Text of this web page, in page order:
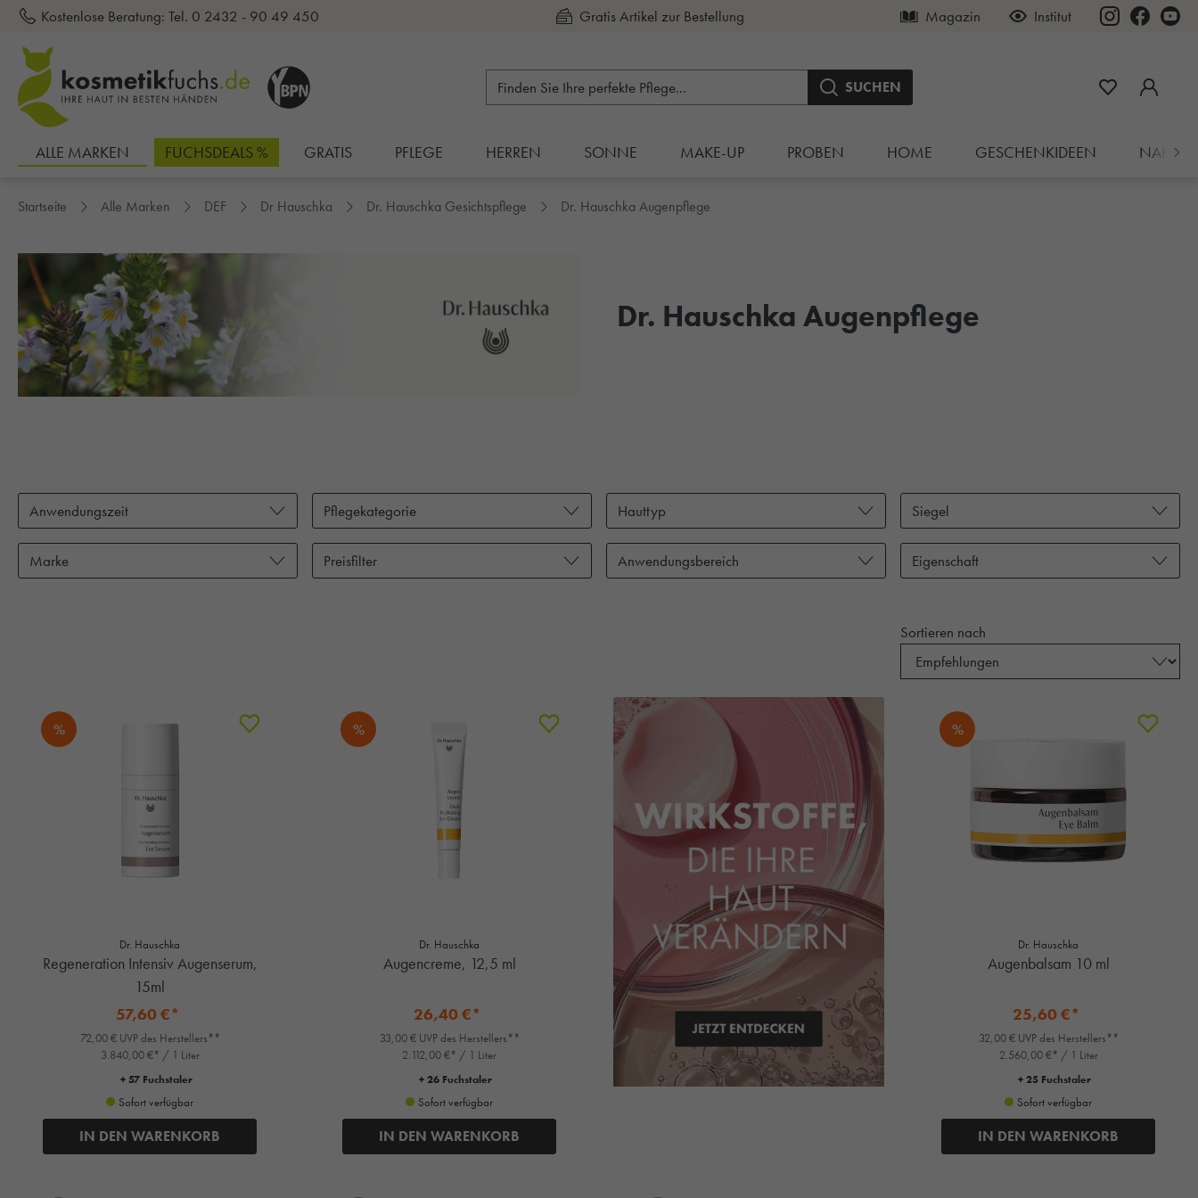
springen
Kostenlose Beratung: Tel. 0 2432 - 90 49 450 Gratis Artikel zur Bestellung
Kauf auf Rechnung Magazin Institut
SUCHEN
ALLE MARKEN FUCHSDEALS % GRATIS PFLEGE HERREN SONNE MAKE-UP PROBEN HOME GESCHENKIDEEN
Startseite Alle Marken DEF Dr Hauschka Dr. Hauschka Gesichtspflege Dr. Hauschka Augenpflege
Dr. Hauschka Augenpflege
Anwendungszeit Pflegekategorie Hauttyp Siegel
Marke Preisfilter Anwendungsbereich Eigenschaft
Sortieren nach
%
Dr. Hauschka
Regeneration Intensiv Augenserum,
15ml
57,60 €*
72,00 € UVP des Herstellers**
3.840,00 €* / 1 Liter
+ 57 Fuchstaler
Sofort verfügbar
IN DEN WARENKORB
%
Dr. Hauschka
Augencreme, 12,5 ml
26,40 €*
33,00 € UVP des Herstellers**
2.112,00 €* / 1 Liter
+ 26 Fuchstaler
Sofort verfügbar
IN DEN WARENKORB
%
Dr. Hauschka
Augenbalsam 10 ml
25,60 €*
32,00 € UVP des Herstellers**
2.560,00 €* / 1 Liter
+ 25 Fuchstaler
Sofort verfügbar
IN DEN WARENKORB